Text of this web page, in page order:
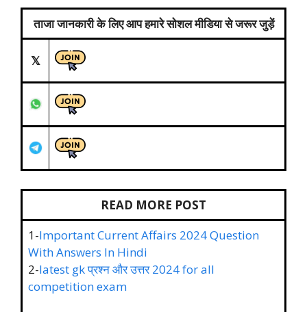
ताजा जानकारी के लिए आप हमारे सोशल मीडिया से जरूर जुड़ें
𝕏
READ MORE POST
1-Important Current Affairs 2024 Question
With Answers In Hindi
2-latest gk प्रश्न और उत्तर 2024 for all
competition exam